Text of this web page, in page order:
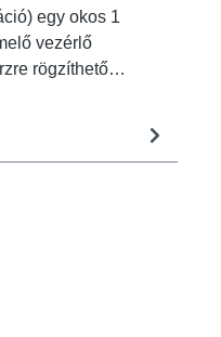
egy okos 1
vezérlő
rögzíthető…